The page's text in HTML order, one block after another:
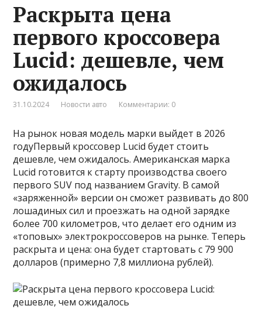
Раскрыта цена
первого кроссовера
Lucid: дешевле, чем
ожидалось
31.10.2024 Новости авто Комментарии: 0
На рынок новая модель марки выйдет в 2026
годуПервый кроссовер Lucid будет стоить
дешевле, чем ожидалось. Американская марка
Lucid готовится к старту производства своего
первого SUV под названием Gravity. В самой
«заряженной» версии он сможет развивать до 800
лошадиных сил и проезжать на одной зарядке
более 700 километров, что делает его одним из
«топовых» электрокроссоверов на рынке. Теперь
раскрыта и цена: она будет стартовать с 79 900
долларов (примерно 7,8 миллиона рублей).